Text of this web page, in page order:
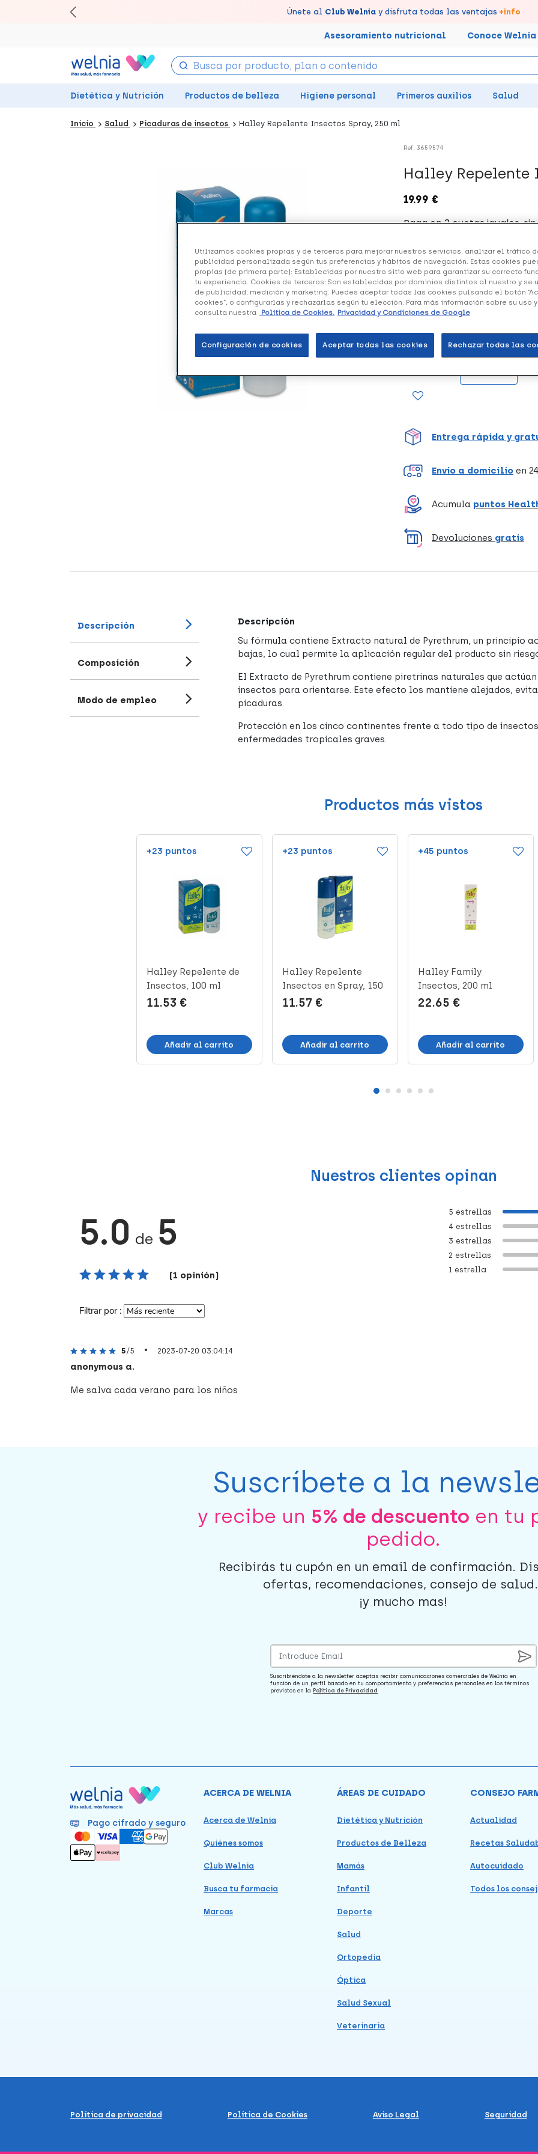
Disfruta de la entregarápida y gratuitaen farmacia
Únete al Club Welniay disfruta todas las ventajas +info
Llévate un7% de descuentocreando tu cuentaaquí
Canjea tus puntos en tu Farmacia de Confianza, acumúlalos online.
Asesoramiento nutricional Conoce Welnia
Dietética y Nutrición Productos de belleza Higiene personal Primeros auxilios Salud
Inicio Salud Picaduras de insectos Halley Repelente Insectos Spray, 250 ml
Ref: 3659574
Halley Repelente
19.99 €
(1 opinión)
Halley es un repelente de
insectos: mosquitos
moscas, garrapatas y
Unidades
Entrega rápida y
Envío a domicilio en
Acumula puntos
Devoluciones gratis
Descripción
Composición
Modo de empleo
Descripción
Su fórmula contiene Extracto natural de Pyrethrum, un principio
bajas, lo cual permite la aplicación regular del producto sin
El Extracto de Pyrethrum contiene piretrinas naturales que
insectos para orientarse. Este efecto los mantiene alejados,
picaduras.
Protección en los cinco continentes frente a todo tipo de
enfermedades tropicales graves.
Productos más vistos
+23 puntos
Halley Repelente de
Insectos, 100 ml
11.53 €
Añadir al carrito
+23 puntos
Halley Repelente
Insectos en Spray, 150
ml
11.57 €
Añadir al carrito
+45 puntos
Halley Family
Insectos, 200 ml
22.65 €
Añadir al carrito
Nuestros clientes opinan
5.0 de 5
(1 opinión)
1 estrella
2 estrellas
3 estrellas
4 estrellas
5 estrellas
Filtrar por :
5/5 • 2023-07-20 03:04:14
anonymous a.
Me salva cada verano para los niños
Suscríbete a la
y recibe un 5% de descuento en tu
pedido.
Recibirás tu cupón en un email de confirmación.
ofertas, recomendaciones, consejo de
¡y mucho mas!
Suscribiéndote a la newsletter aceptas recibir comunicaciones comerciales de Welnia en
función de un perfil basado en tu comportamiento y preferencias personales en los términos
previstos en laPolítica de Privacidad
Pago cifrado y seguro
ACERCA DE WELNIA
Acerca de Welnia
Quiénes somos
Club Welnia
Busca tu farmacia
Marcas
ÁREAS DE CUIDADO
Dietética y Nutrición
Productos de Belleza
Mamás
Infantil
Deporte
Salud
Ortopedia
Óptica
Salud Sexual
Veterinaria
CONSEJO
Actualidad
Recetas
Autocuidado
Todos los
Política de privacidad Política de Cookies Aviso Legal Seguridad
Utilizamos cookies propias y de terceros para mejorar nuestros servicios, analizar el tráfico
publicidad personalizada según tus preferencias y hábitos de navegación. Estas cookies
propias (de primera parte): Establecidas por nuestro sitio web para garantizar su correcto
tu experiencia. Cookies de terceros: Son establecidas por dominios distintos al nuestro y se
de publicidad, medición y marketing. Puedes aceptar todas las cookies pulsando el botón
cookies”, o configurarlas y rechazarlas según tu elección. Para más información sobre su uso
consulta nuestra
Política de Cookies. Privacidad y Condiciones de Google
Configuración de cookies Rechazar todas las
Aceptar todas las cookies